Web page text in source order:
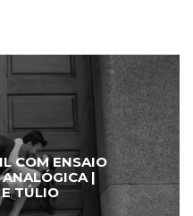
COM ENSAIO
|
TÚLIO